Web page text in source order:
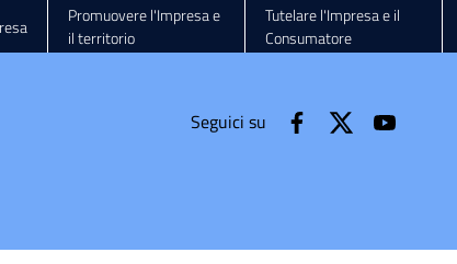
Promuovere l'Impresa e
il territorio
Tutelare l'Impresa e il
Consumatore
Seguici su